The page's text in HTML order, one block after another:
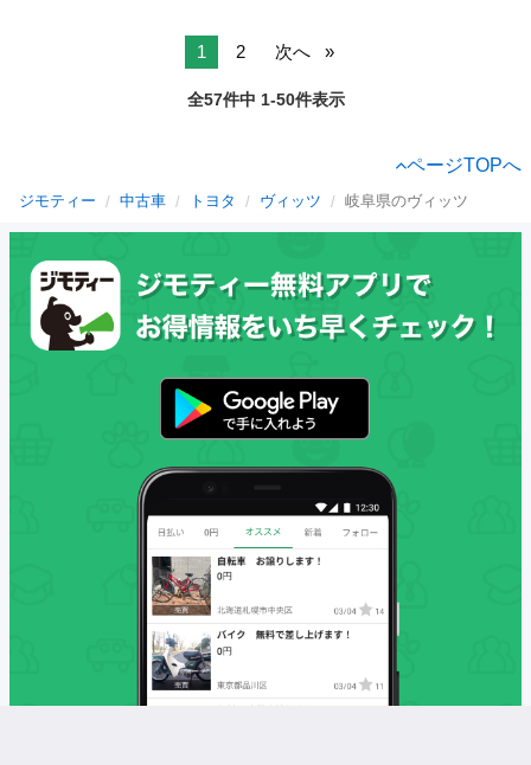
1 2 次へ
全57件中 1-50件表示
ページTOPへ
ジモティー 中古車 トヨタ ヴィッツ 岐阜県のヴィッツ